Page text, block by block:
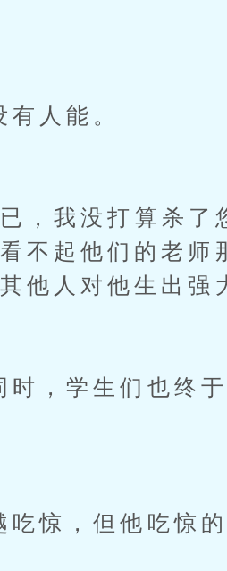
人能。
我没打算杀了
不起他们的老师
他人对他生出强
，学生们也终于
惊，但他吃惊的